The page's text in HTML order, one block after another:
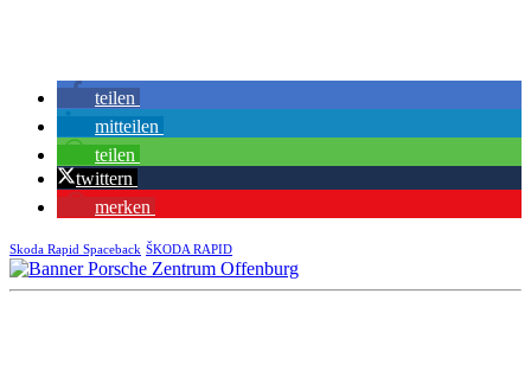
teilen
mitteilen
teilen
twittern
merken
Skoda Rapid Spaceback ŠKODA RAPID